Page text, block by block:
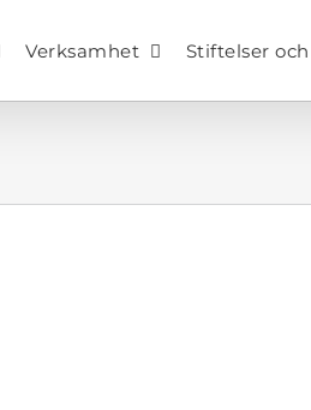
Verksamhet Stiftelser